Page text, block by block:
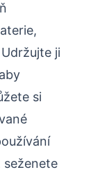
ji
si
seženete